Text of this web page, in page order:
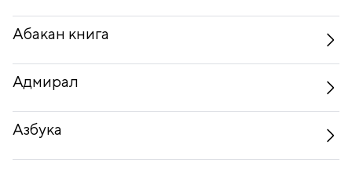
Абакан книга
Адмирал
Азбука